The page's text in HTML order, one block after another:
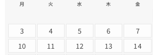
月 火 水 木 金
3
4 5 6 7
10
11 12 13 14